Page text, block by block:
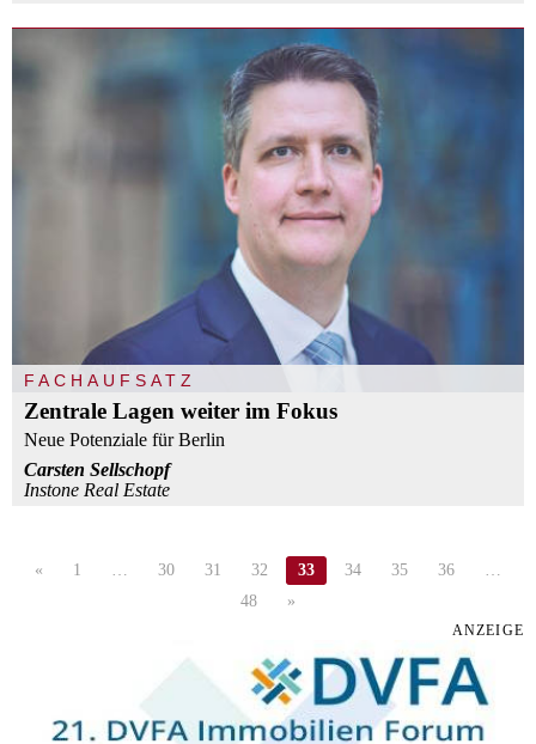
FACHAUFSATZ
Zentrale Lagen weiter im Fokus
Neue Potenziale für Berlin
Carsten Sellschopf
Instone Real Estate
« 1 … 30 31 32 33 34 35 36
…
48
»
ANZEIGE